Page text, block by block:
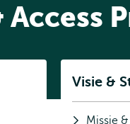
Visie &
Missie